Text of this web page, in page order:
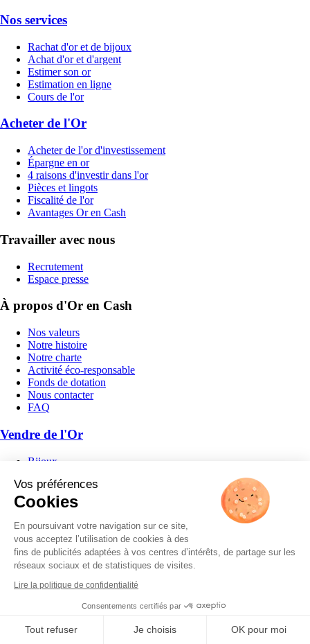
Vos préférences
Cookies
En poursuivant votre navigation sur ce site,
vous acceptez l’utilisation de cookies à des
fins de publicités adaptées à vos centres d’intérêts, de partage sur les
réseaux sociaux et de statistiques de visites.
Lire la politique de confidentialité
Consentements certifiés par
Tout refuser Je choisis OK pour moi
Nos services
Rachat d'or et de bijoux
Achat d'or et d'argent
Estimer son or
Estimation en ligne
Cours de l'or
Acheter de l'Or
Acheter de l'or d'investissement
Épargne en or
4 raisons d'investir dans l'or
Pièces et lingots
Fiscalité de l'or
Avantages Or en Cash
Travailler avec nous
Recrutement
Espace presse
À propos d'Or en Cash
Nos valeurs
Notre histoire
Notre charte
Activité éco-responsable
Fonds de dotation
Nous contacter
FAQ
Vendre de l'Or
Bijoux
Platine
Plaqué or
Or dentaire et débris
Argent
Métal argenté
Nos services
Rachat d'or et de bijoux
Achat d'or et d'argent
Estimation en ligne